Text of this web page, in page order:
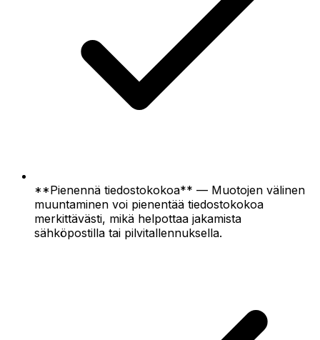
**Pienennä tiedostokokoa** — Muotojen välinen
muuntaminen voi pienentää tiedostokokoa
merkittävästi, mikä helpottaa jakamista
sähköpostilla tai pilvitallennuksella.